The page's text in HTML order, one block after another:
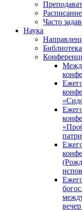
Часто
Наука
Библиотека